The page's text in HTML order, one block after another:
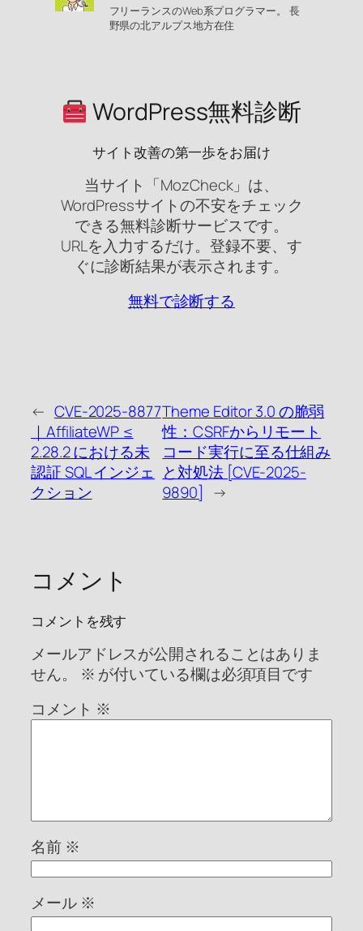
フリーランスのWeb系プログラマー。 長
野県の北アルプス地方在住
WordPress無料診断
サイト改善の第一歩をお届け
当サイト「MozCheck」は、
WordPressサイトの不安をチェック
できる無料診断サービスです。
URLを入力するだけ。登録不要、す
ぐに診断結果が表示されます。
無料で診断する
← CVE-2025-8877
｜AffiliateWP ≤
2.28.2 における未
認証 SQL インジェ
クション
Theme Editor 3.0 の脆弱
性：CSRFからリモート
コード実行に至る仕組み
と対処法 [CVE-2025-
9890]
→
コメント
コメントを残す
メールアドレスが公開されることはありま
せん。
※ が付いている欄は必須項目です
コメント ※
名前 ※
メール ※